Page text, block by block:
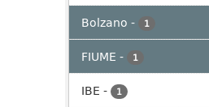
Bolzano - 1
FIUME - 1
IBE - 1